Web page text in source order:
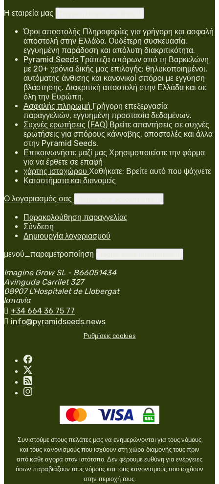
Η εταιρεία μας
Όροι αποστολής Πληροφορίες για γρήγορη και ασφαλή
αποστολή στην Ελλάδα. Ουδέτερη συσκευασία,
εγγυημένη παράδοση και απόλυτη διακριτικότητα.
Pyramid Seeds Τράπεζα σπόρων από τη Βαρκελώνη
με 20+ χρόνια δικής μας επιλογής: θηλυκοποιημένοι,
αυτόματης άνθισης και κανονικοί σπόροι με εγγύηση
βλάστησης. Διακριτική αποστολή στην Ελλάδα και σε
όλη την Ευρώπη.
Ασφαλής πληρωμή Γρήγορη επεξεργασία
παραγγελιών, εγγυημένη προστασία δεδομένων.
Συχνές ερωτήσεις (FAQ) Βρείτε απαντήσεις σε συχνές
ερωτήσεις για σπόρους κάνναβης, αποστολές και άλλα
στην Pyramid Seeds.
Επικοινωνήστε μαζί μας Χρησιμοποιείστε την φόρμα
για να έρθετε σε επαφή
χάρτης ιστοχώρου Χαθήκατε; Βρείτε αυτό που ψάχνετε
Καταστήματα και διανομείς
Ο λογαριασμός σας
Παρακολούθηση παραγγελίας
Σύνδεση
Δημιουργία λογαριασμού
μενού_παραμετροποίηση
Imagine Grow SL - B66051434
Avinguda Carrilet 327
08907 L'Hospitalet de Llobergat
Ισπανία
 +34 664 36 75 77
 info@pyramidseeds.news
Ρυθμίσεις cookies
Συνιστούμε στους πελάτες μας να ενημερώνονται για τους νόμους
και τους κανονισμούς που ισχύουν στη χώρα διαμονής τους πριν
από κάθε αγορά στον ιστότοπο. Δεν φέρουμε ευθύνη για ενέργειες
όσων παραβιάζουν τους νόμους και τους κανονισμούς που ισχύουν
στην περιοχή τους.